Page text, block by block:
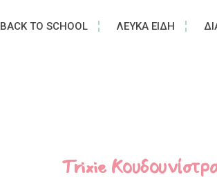
BACK TO SCHOOL ΛΕΥΚΆ ΕΊΔΗ
Trixie